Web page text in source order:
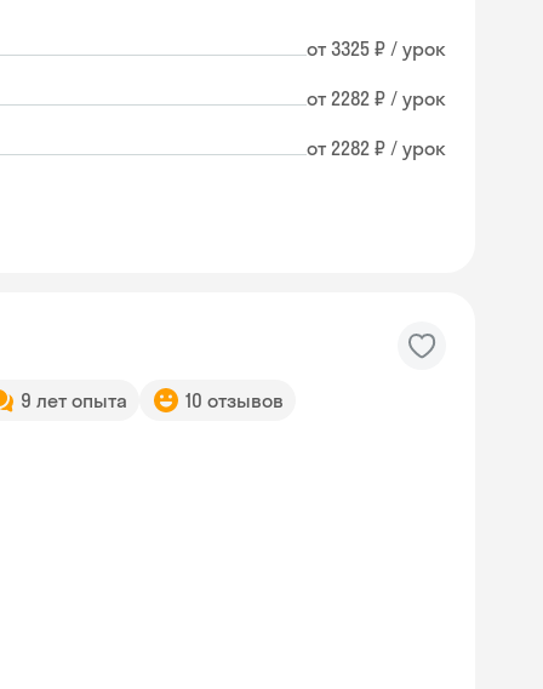
от 3325 ₽ / урок
от 2282 ₽ / урок
от 2282 ₽ / урок
9 лет опыта 10 отзывов